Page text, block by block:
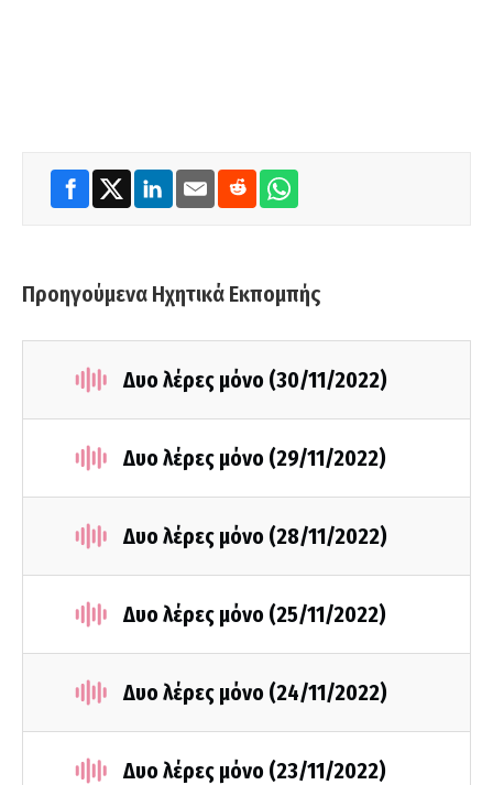
Προηγούμενα Ηχητικά Εκπομπής
Δυο λέρες μόνο (30/11/2022)
Δυο λέρες μόνο (29/11/2022)
Δυο λέρες μόνο (28/11/2022)
Δυο λέρες μόνο (25/11/2022)
Δυο λέρες μόνο (24/11/2022)
Δυο λέρες μόνο (23/11/2022)